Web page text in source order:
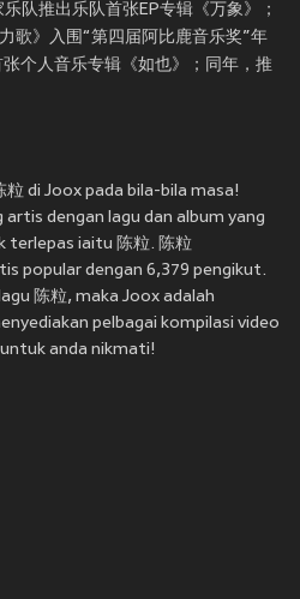
队推出乐队首张EP专辑《万象》；
歌》入围“第四届阿比鹿音乐奖”年
个人音乐专辑《如也》；同年，推
di Joox pada bila-bila masa!
dengan lagu dan album yang
iaitu 陈粒. 陈粒
popular dengan 6,379 pengikut.
陈粒, maka Joox adalah
pelbagai kompilasi video
anda nikmati!